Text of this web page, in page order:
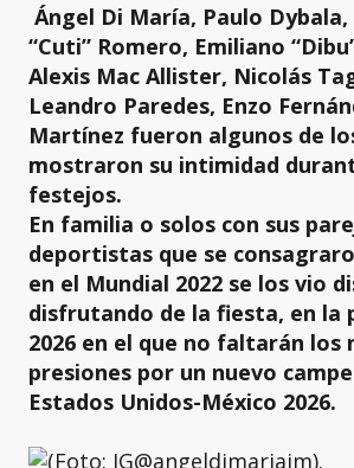
Ángel Di María, Paulo
“Cuti” Romero, Emiliano
Alexis Mac Allister, Nicolás
Leandro Paredes, Enzo
Martínez fueron algunos de
mostraron su intimidad
festejos.
En familia o solos con sus
deportistas que se
en el Mundial 2022 se los vio
disfrutando de la fiesta, en la
2026 en el que no faltarán los
presiones por un nuevo
Estados Unidos-México 2026.